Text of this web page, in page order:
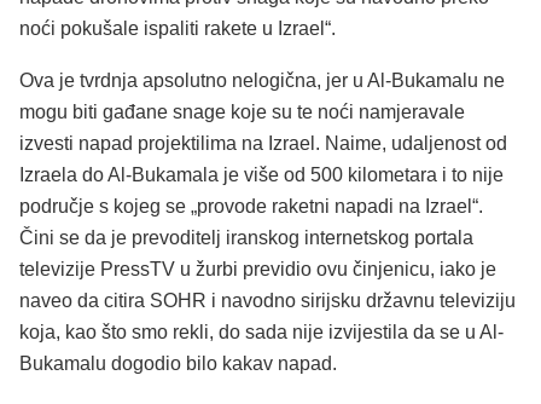
noći pokušale ispaliti rakete u Izrael“.
Ova je tvrdnja apsolutno nelogična, jer u Al-Bukamalu ne
mogu biti gađane snage koje su te noći namjeravale
izvesti napad projektilima na Izrael. Naime, udaljenost od
Izraela do Al-Bukamala je više od 500 kilometara i to nije
područje s kojeg se „provode raketni napadi na Izrael“.
Čini se da je prevoditelj iranskog internetskog portala
televizije PressTV u žurbi previdio ovu činjenicu, iako je
naveo da citira SOHR i navodno sirijsku državnu televiziju
koja, kao što smo rekli, do sada nije izvijestila da se u Al-
Bukamalu dogodio bilo kakav napad.